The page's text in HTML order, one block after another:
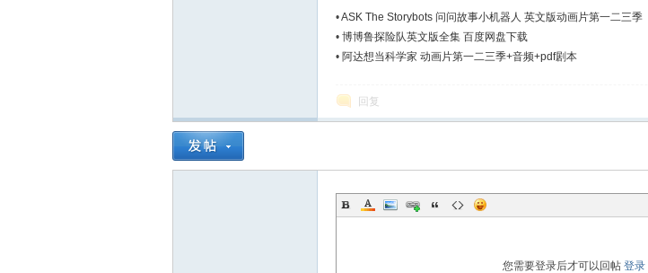
•ASK The Storybots 问问故事小机器人 英文版动画片第一二三季
• 博博鲁探险队英文版全集 百度网盘下载
• 阿达想当科学家 动画片第一二三季+音频+pdf剧本
回复
您需要登录后才可以回帖 登录|